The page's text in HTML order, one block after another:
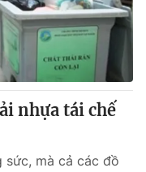
nhựa tái chế
sức, mà cả các đồ